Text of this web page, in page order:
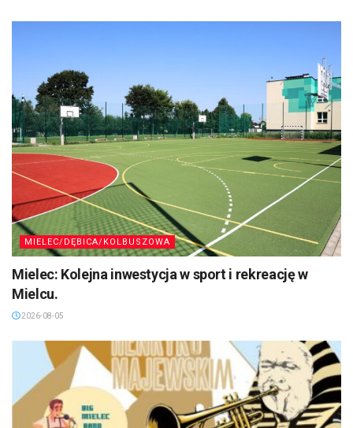
MIELEC/DĘBICA/KOLBUSZOWA
Mielec: Kolejna inwestycja w sport i rekreację w
Mielcu.
2026-08-05